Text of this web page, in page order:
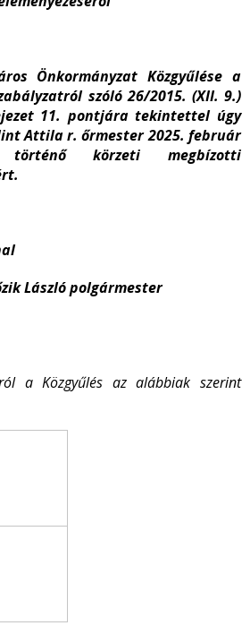
Önkormányzat Közgyűlése a
szóló 26/2015. (XII. 9.)
11. pontjára tekintettel úgy
Attila r. őrmester 2025. február
körzeti megbízotti
polgármester
a Közgyűlés az alábbiak szerint